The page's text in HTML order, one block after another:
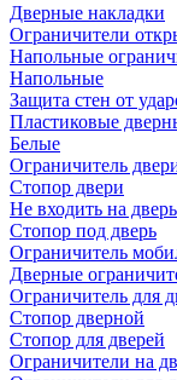
Дверные накладки
Ограничители
Напольные
Напольные
Защита стен от
Пластиковые
Белые
Ограничитель
Стопор двери
Не входить на дверь
Стопор под дверь
Ограничитель
Дверные
Ограничитель для
Стопор дверной
Стопор для дверей
Ограничители на